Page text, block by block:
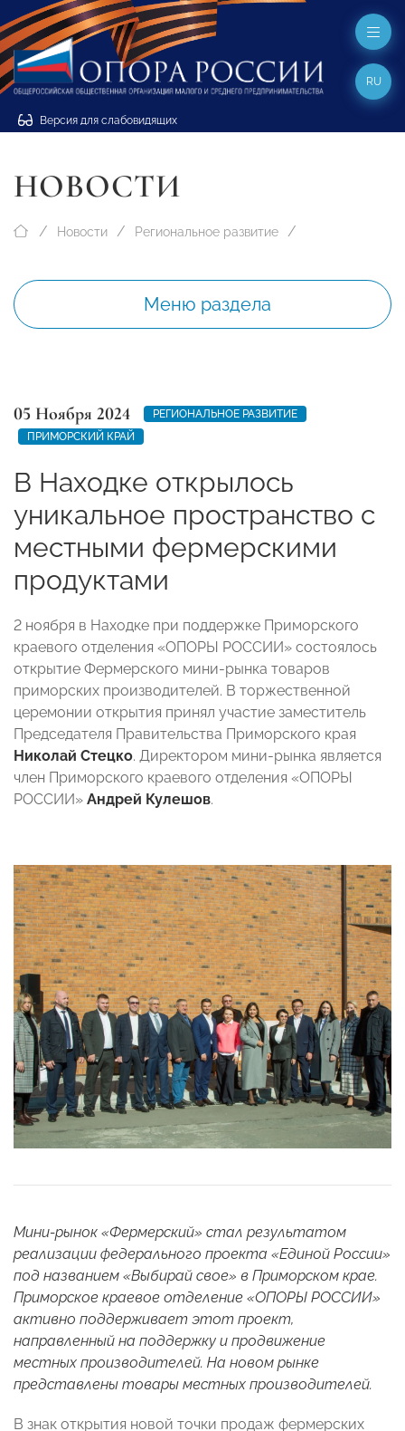
Версия для слабовидящих
RU
НОВОСТИ
Новости Региональное развитие
Меню раздела
05 Ноября 2024
РЕГИОНАЛЬНОЕ РАЗВИТИЕ
ПРИМОРСКИЙ КРАЙ
В Находке открылось
уникальное пространство с
местными фермерскими
продуктами
2 ноября в Находке при поддержке Приморского
краевого отделения «ОПОРЫ РОССИИ» состоялось
открытие Фермерского мини-рынка товаров
приморских производителей. В торжественной
церемонии открытия принял участие заместитель
Председателя Правительства Приморского края
Николай Стецко. Директором мини-рынка является
член Приморского краевого отделения «ОПОРЫ
РОССИИ» Андрей Кулешов.
Мини-рынок «Фермерский» стал результатом
реализации федерального проекта «Единой России»
под названием «Выбирай свое» в Приморском крае.
Приморское краевое отделение «ОПОРЫ РОССИИ»
активно поддерживает этот проект,
направленный на поддержку и продвижение
местных производителей. На новом рынке
представлены товары местных производителей.
В знак открытия новой точки продаж фермерских